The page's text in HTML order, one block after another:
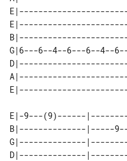
G|6---6--4--6---6--4--
E|-9---(9)------
B|--------------|-----9--
G|--------------
D|--------------